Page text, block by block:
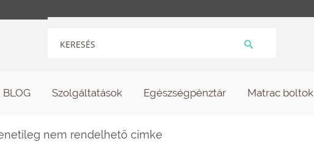
BLOG Szolgáltatások Egészségpénztár Matrac boltok
nem rendelhető címke